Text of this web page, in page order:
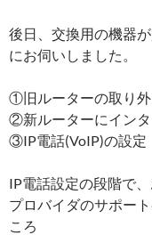
後日、交換用の機器
にお伺いしました。
①旧ルーターの取り
②新ルーターにイン
③IP電話(VoIP)の設定
IP電話設定の段階で
プロバイダのサポー
ころ